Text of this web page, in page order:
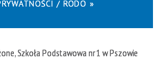
/ RODO »
Szkoła Podstawowa nr 1 w Pszowie